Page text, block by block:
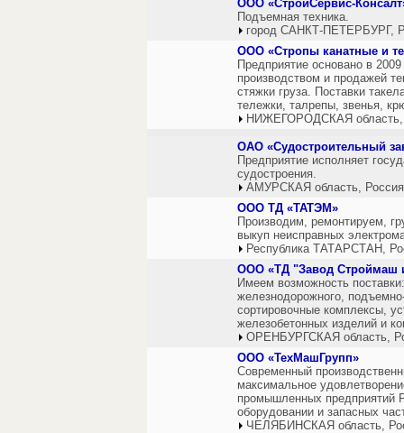
ООО «СтройСервис-
Подъемная техника.
город САНКТ-ПЕТЕРБУРГ,
ООО «Стропы канатные и
Предприятие основано в
производством и продажей
стяжки груза. Поставки
тележки, талрепы, звенья,
НИЖЕГОРОДСКАЯ область,
ОАО «Судостроительный
Предприятие исполняет
судостроения.
АМУРСКАЯ область, Россия
ООО ТД «ТАТЭМ»
Производим, ремонтируем,
выкуп неисправных
Республика ТАТАРСТАН,
ООО «ТД "Завод Строймаш
Имеем возможность
железнодорожного,
сортировочные комплексы,
железобетонных изделий и
ОРЕНБУРГСКАЯ область,
ООО «ТехМашГрупп»
Современный
максимальное
промышленных предприятий
оборудовании и запасных
ЧЕЛЯБИНСКАЯ область,